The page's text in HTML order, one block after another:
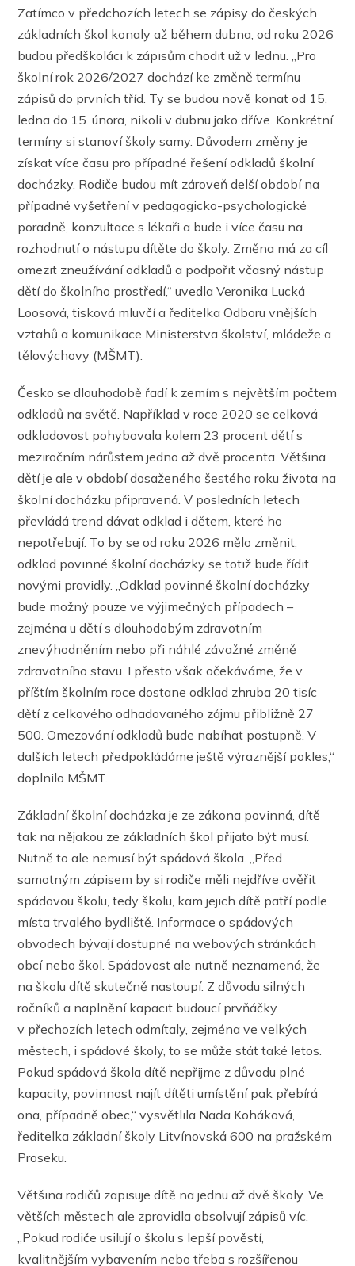
Zatímco v předchozích letech se zápisy do českých
základních škol konaly až během dubna, od roku 2026
budou předškoláci k zápisům chodit už v lednu. „Pro
školní rok 2026/2027 dochází ke změně termínu
zápisů do prvních tříd. Ty se budou nově konat od 15.
ledna do 15. února, nikoli v dubnu jako dříve. Konkrétní
termíny si stanoví školy samy. Důvodem změny je
získat více času pro případné řešení odkladů školní
docházky. Rodiče budou mít zároveň delší období na
případné vyšetření v pedagogicko-psychologické
poradně, konzultace s lékaři a bude i více času na
rozhodnutí o nástupu dítěte do školy. Změna má za cíl
omezit zneužívání odkladů a podpořit včasný nástup
dětí do školního prostředí,“ uvedla Veronika Lucká
Loosová, tisková mluvčí a ředitelka Odboru vnějších
vztahů a komunikace Ministerstva školství, mládeže a
tělovýchovy (MŠMT).
Česko se dlouhodobě řadí k zemím s největším počtem
odkladů na světě. Například v roce 2020 se celková
odkladovost pohybovala kolem 23 procent dětí s
meziročním nárůstem jedno až dvě procenta. Většina
dětí je ale v období dosaženého šestého roku života na
školní docházku připravená. V posledních letech
převládá trend dávat odklad i dětem, které ho
nepotřebují. To by se od roku 2026 mělo změnit,
odklad povinné školní docházky se totiž bude řídit
novými pravidly. „Odklad povinné školní docházky
bude možný pouze ve výjimečných případech –
zejména u dětí s dlouhodobým zdravotním
znevýhodněním nebo při náhlé závažné změně
zdravotního stavu. I přesto však očekáváme, že v
příštím školním roce dostane odklad zhruba 20 tisíc
dětí z celkového odhadovaného zájmu přibližně 27
500. Omezování odkladů bude nabíhat postupně. V
dalších letech předpokládáme ještě výraznější pokles,“
doplnilo MŠMT.
Základní školní docházka je ze zákona povinná, dítě
tak na nějakou ze základních škol přijato být musí.
Nutně to ale nemusí být spádová škola. „Před
samotným zápisem by si rodiče měli nejdříve ověřit
spádovou školu, tedy školu, kam jejich dítě patří podle
místa trvalého bydliště. Informace o spádových
obvodech bývají dostupné na webových stránkách
obcí nebo škol. Spádovost ale nutně neznamená, že
na školu dítě skutečně nastoupí. Z důvodu silných
ročníků a naplnění kapacit budoucí prvňáčky
v přechozích letech odmítaly, zejména ve velkých
městech, i spádové školy, to se může stát také letos.
Pokud spádová škola dítě nepřijme z důvodu plné
kapacity, povinnost najít dítěti umístění pak přebírá
ona, případně obec,“ vysvětlila Naďa Koháková,
ředitelka základní školy Litvínovská 600 na pražském
Proseku.
Většina rodičů zapisuje dítě na jednu až dvě školy. Ve
větších městech ale zpravidla absolvují zápisů víc.
„Pokud rodiče usilují o školu s lepší pověstí,
kvalitnějším vybavením nebo třeba s rozšířenou